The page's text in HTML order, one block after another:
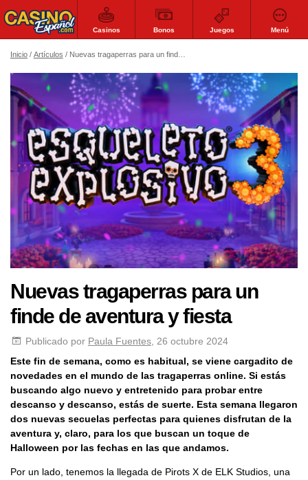
Casinos Bonos Juegos Menú
Inicio Artículos Nuevas tragaperras para un finde de aventura y fiesta
Nuevas tragaperras para un
finde de aventura y fiesta
Publicado por Paula Fuentes, 26 octubre 2024
Este fin de semana, como es habitual, se viene cargadito de
novedades en el mundo de las tragaperras online. Si estás
buscando algo nuevo y entretenido para probar entre
descanso y descanso, estás de suerte. Esta semana llegaron
dos nuevas secuelas perfectas para quienes disfrutan de la
aventura y, claro, para los que buscan un toque de
Halloween por las fechas en las que andamos.
Por un lado, tenemos la llegada de Pirots X de ELK Studios, una